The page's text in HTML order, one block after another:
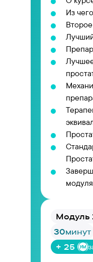
Из
модуля
Модуль
30минут
+ 25